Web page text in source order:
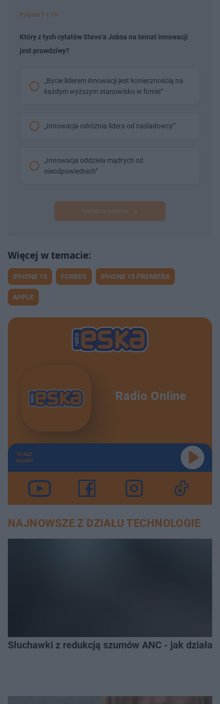
Pytanie 1 z 19
Który z tych cytatów Steve'a Jobsa na temat innowacji
jest prawdziwy?
„Bycie liderem innowacji jest koniecznością na
każdym wyższym stanowisku w firmie”
„Innowacja odróżnia lidera od naśladowcy”
„Innowacja oddziela mądrych od
nieodpowiednich”
Następne pytanie
IPHONE 15 FORBES IPHONE 15 PREMIERA
APPLE
Radio Online
TERAZ
GRAMY
NAJNOWSZE Z DZIAŁU TECHNOLOGIE
Słuchawki z redukcją szumów ANC - jak